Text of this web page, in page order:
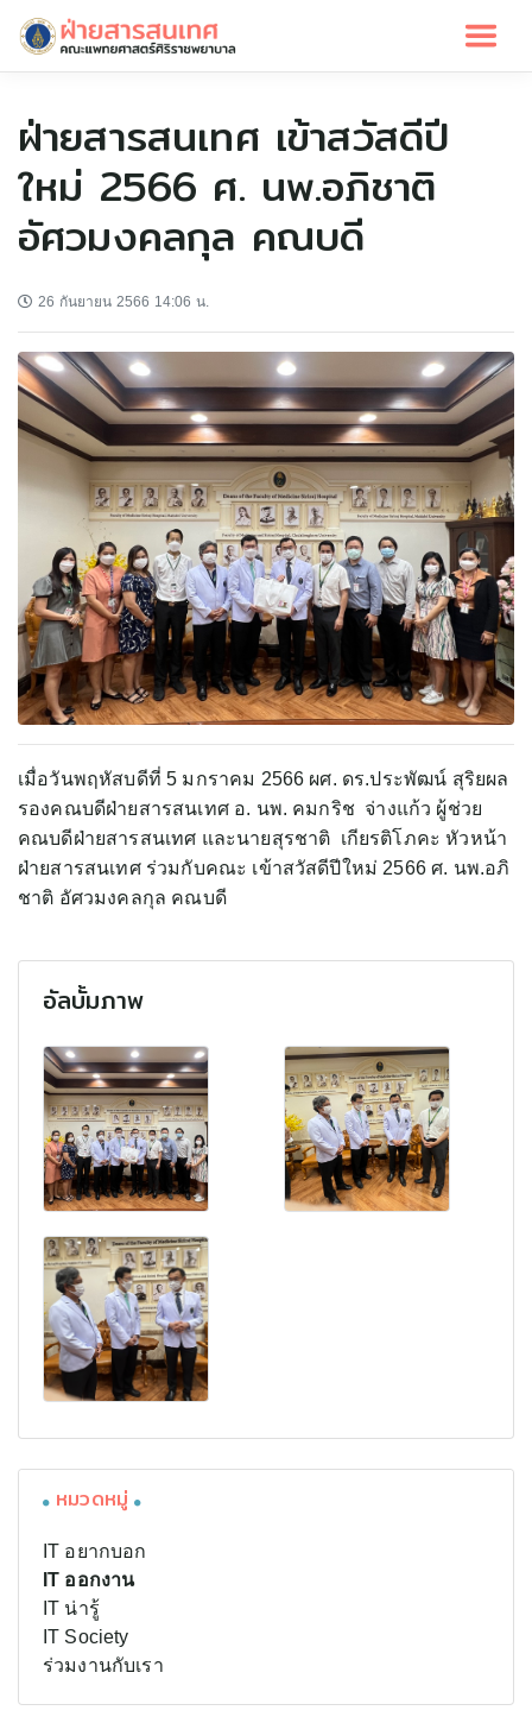
ฝ่ายสารสนเทศ เข้าสวัสดีปี
ใหม่ 2566 ศ. นพ.อภิชาติ
อัศวมงคลกุล คณบดี
26 กันยายน 2566 14:06 น.
เมื่อวันพฤหัสบดีที่ 5 มกราคม 2566 ผศ. ดร.ประพัฒน์ สุริยผล
รองคณบดีฝ่ายสารสนเทศ อ. นพ. คมกริช จ่างแก้ว ผู้ช่วย
คณบดีฝ่ายสารสนเทศ และนายสุรชาติ เกียรติโภคะ หัวหน้า
ฝ่ายสารสนเทศ ร่วมกับคณะ เข้าสวัสดีปีใหม่ 2566 ศ. นพ.อภิ
ชาติ อัศวมงคลกุล คณบดี
อัลบั้มภาพ
หมวดหมู่
IT อยากบอก
IT ออกงาน
IT น่ารู้
IT Society
ร่วมงานกับเรา